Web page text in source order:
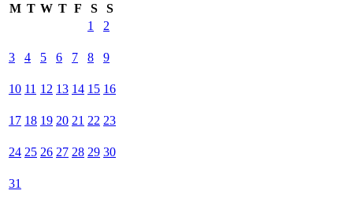
M T W T F S
S
1
2
3 4 5 6 7 8 9
10 11 12 13 14 15 16
17 18 19 20 21 22 23
24 25 26 27 28 29 30
31